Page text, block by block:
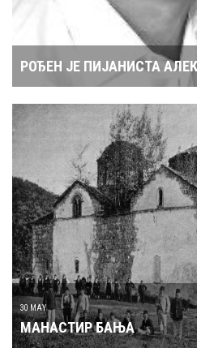
РОЂЕН ЈЕ ПИЈАНИСТА
30 MAY
МАНАСТИР БАЊА